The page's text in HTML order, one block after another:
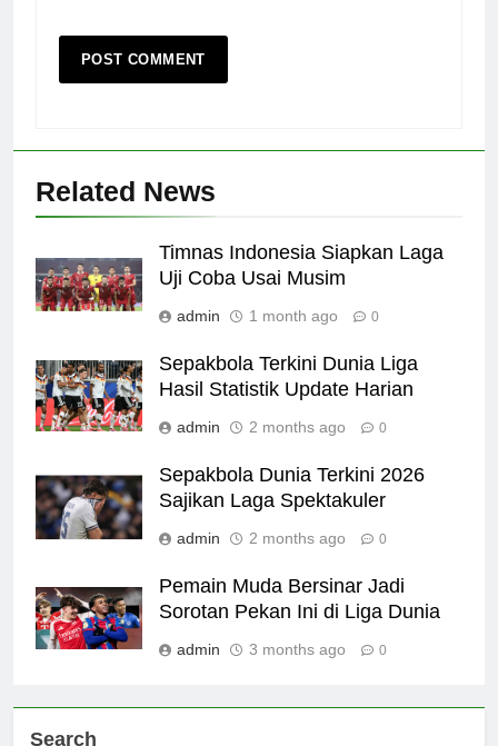
Related News
Timnas Indonesia Siapkan Laga
Uji Coba Usai Musim
admin 1 month ago 0
Sepakbola Terkini Dunia Liga
Hasil Statistik Update Harian
admin 2 months ago 0
Sepakbola Dunia Terkini 2026
Sajikan Laga Spektakuler
admin 2 months ago 0
Pemain Muda Bersinar Jadi
Sorotan Pekan Ini di Liga Dunia
admin 3 months ago 0
Search